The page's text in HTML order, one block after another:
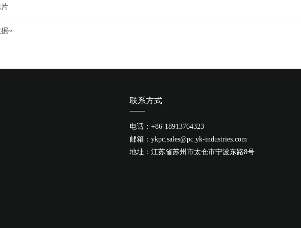
~
联系方式
电话：+86-18913764323
邮箱：ykpc.sales@pc.yk-industries.com
地址：江苏省苏州市太仓市宁波东路8号